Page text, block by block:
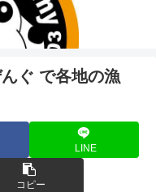
ぐ で各地の漁
LINE
コピー